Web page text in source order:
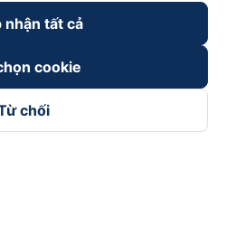
nhận tất cả
cookie
chối